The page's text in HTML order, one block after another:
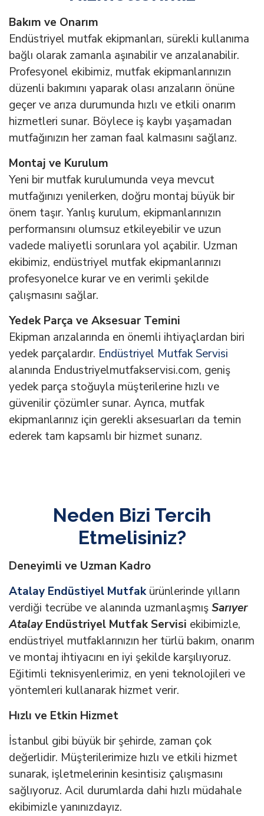
Bakım ve Onarım
Endüstriyel mutfak ekipmanları, sürekli kullanıma
bağlı olarak zamanla aşınabilir ve arızalanabilir.
Profesyonel ekibimiz, mutfak ekipmanlarınızın
düzenli bakımını yaparak olası arızaların önüne
geçer ve arıza durumunda hızlı ve etkili onarım
hizmetleri sunar. Böylece iş kaybı yaşamadan
mutfağınızın her zaman faal kalmasını sağlarız.
Montaj ve Kurulum
Yeni bir mutfak kurulumunda veya mevcut
mutfağınızı yenilerken, doğru montaj büyük bir
önem taşır. Yanlış kurulum, ekipmanlarınızın
performansını olumsuz etkileyebilir ve uzun
vadede maliyetli sorunlara yol açabilir. Uzman
ekibimiz, endüstriyel mutfak ekipmanlarınızı
profesyonelce kurar ve en verimli şekilde
çalışmasını sağlar.
Yedek Parça ve Aksesuar Temini
Ekipman arızalarında en önemli ihtiyaçlardan biri
yedek parçalardır. Endüstriyel Mutfak Servisi
alanında Endustriyelmutfakservisi.com, geniş
yedek parça stoğuyla müşterilerine hızlı ve
güvenilir çözümler sunar. Ayrıca, mutfak
ekipmanlarınız için gerekli aksesuarları da temin
ederek tam kapsamlı bir hizmet sunarız.
Neden Bizi Tercih
Etmelisiniz?
Deneyimli ve Uzman Kadro
Atalay Endüstiyel Mutfakürünlerinde yılların
verdiği tecrübe ve alanında uzmanlaşmışSarıyer
AtalayEndüstriyel Mutfak Servisi ekibimizle,
endüstriyel mutfaklarınızın her türlü bakım, onarım
ve montaj ihtiyacını en iyi şekilde karşılıyoruz.
Eğitimli teknisyenlerimiz, en yeni teknolojileri ve
yöntemleri kullanarak hizmet verir.
Hızlı ve Etkin Hizmet
İstanbul gibi büyük bir şehirde, zaman çok
değerlidir. Müşterilerimize hızlı ve etkili hizmet
sunarak, işletmelerinin kesintisiz çalışmasını
sağlıyoruz. Acil durumlarda dahi hızlı müdahale
ekibimizle yanınızdayız.